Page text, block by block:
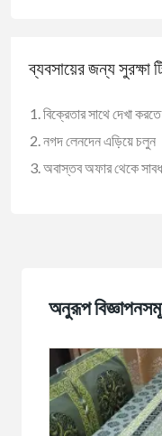
ব্যবসায়ের জন্য সুরক্ষা
বিক্রেতার সাথে দেখা
নগদ লেনদেন এড়িয়ে চলুন
অবাস্তব অফার থেকে
অনুরূপ